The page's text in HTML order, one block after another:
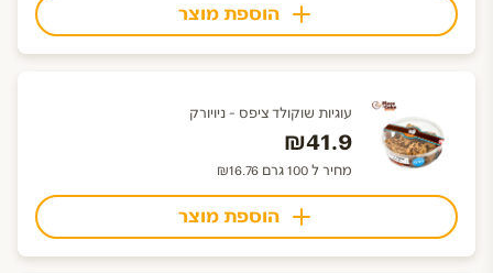
הוספת מוצר
עוגיות שוקולד ציפס - ניויורק
₪41.9
מחיר ל 100 גרם ₪16.76
הוספת מוצר